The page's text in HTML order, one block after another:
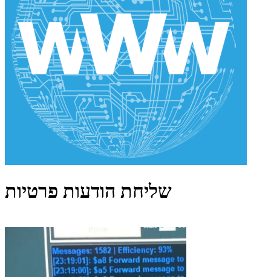
שליחת הודעות פרטיות